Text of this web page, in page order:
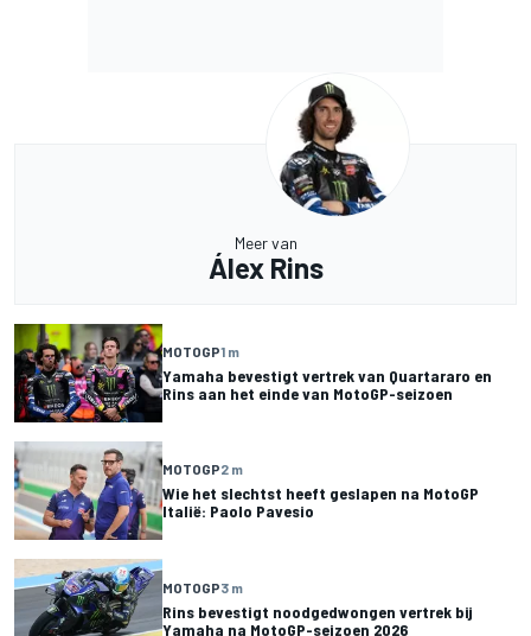
Meer van
Álex Rins
MOTOGP1 m
Yamaha bevestigt vertrek van Quartararo en
Rins aan het einde van MotoGP-seizoen
MOTOGP2 m
Wie het slechtst heeft geslapen na MotoGP
Italië: Paolo Pavesio
MOTOGP3 m
Rins bevestigt noodgedwongen vertrek bij
Yamaha na MotoGP-seizoen 2026